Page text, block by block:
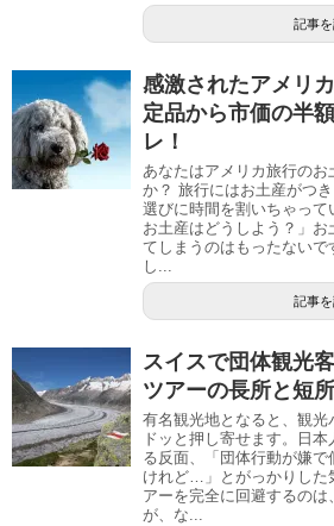
記事
感激されたアメリ
定品から市価の半
レ！
あなたはアメリカ旅行の
か？ 旅行にはお土産がつ
選びに時間を割いちゃっ
お土産はどうしよう？」
てしまうのはもったない
し...
記事
スイスで団体観光
ツアーの長所と短
有名観光地となると、観
ドッと押し寄せます。日
る反面、「団体行動が嫌
けれど…」とがっかりした
アーを完全に回避するの
が、な...